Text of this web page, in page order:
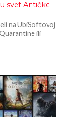
svet Antičke
na UbiSoftovoj
ili